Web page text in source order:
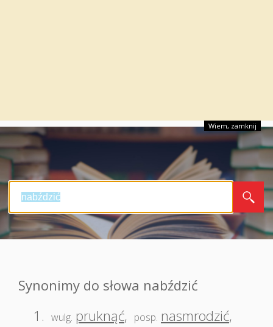
Wiem, zamknij
Synonimy do słowa nabździć
1. wulg. pruknąć, posp. nasmrodzić,